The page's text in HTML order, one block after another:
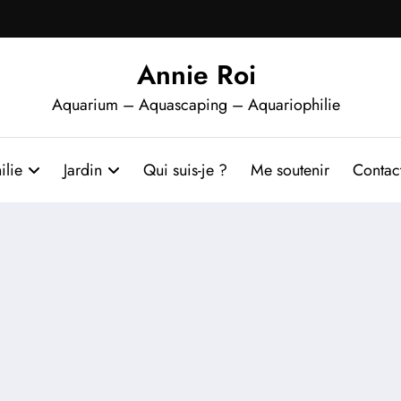
Annie Roi
Aquarium – Aquascaping – Aquariophilie
Jardin Qui suis-je ? Me soutenir